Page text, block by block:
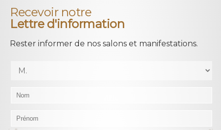
Recevoir notre
Lettre d'information
Rester informer de nos salons et manifestations.